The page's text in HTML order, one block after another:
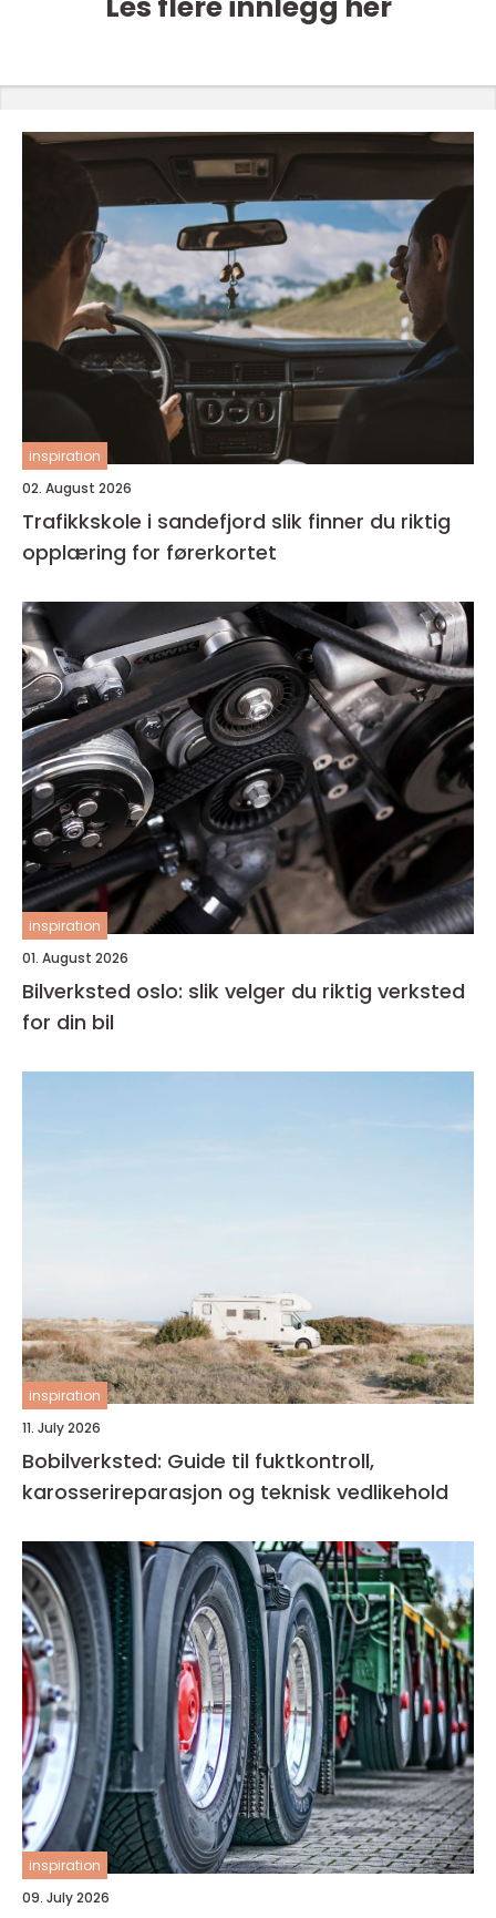
inspiration
02. August 2026
Trafikkskole i sandefjord slik finner du riktig
opplæring for førerkortet
inspiration
01. August 2026
Bilverksted oslo: slik velger du riktig verksted
for din bil
inspiration
11. July 2026
Bobilverksted: Guide til fuktkontroll,
karosserireparasjon og teknisk vedlikehold
inspiration
09. July 2026